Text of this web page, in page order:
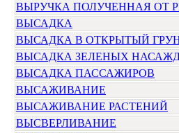
ВЫРУЧКА ПОЛУЧЕННАЯ ОТ
ВЫСАДКА
ВЫСАДКА В ОТКРЫТЫЙ
ВЫСАДКА ЗЕЛЕНЫХ
ВЫСАДКА ПАССАЖИРОВ
ВЫСАЖИВАНИЕ
ВЫСАЖИВАНИЕ РАСТЕНИЙ
ВЫСВЕРЛИВАНИЕ